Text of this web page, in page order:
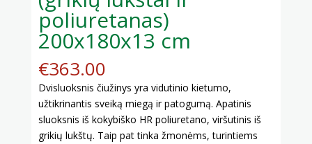
poliuretanas)
200x180x13 cm
€363.00
Dvisluoksnis čiužinys yra vidutinio kietumo,
užtikrinantis sveiką miegą ir patogumą. Apatinis
sluoksnis iš kokybiško HR poliuretano, viršutinis iš
grikių lukštų. Taip pat tinka žmonėms, turintiems